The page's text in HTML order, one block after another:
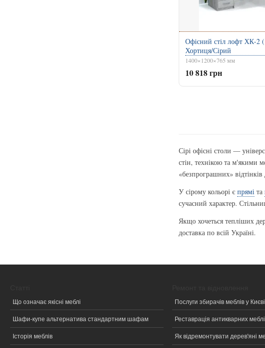
Офісний стіл лофт ХК-2
Хортиця/Сірий
1400×1200×765 мм
10 818 грн
Сірі офісні столи —
стін, технікою та м'якими
«безпрограшних»
У сірому кольорі є пряміта
сучасний характер.
Якщо хочеться тепліших
доставка по всій Україні.
Що означає якісні меблі
Шафи-купе альтернатива стандартним шафам
Історія меблів
Послуги збирачів меблів у Києві
Реставрація антикварних
Як відремонтувати дерев'яні